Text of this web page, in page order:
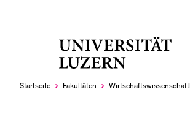
Startseite Fakultäten
LETZTE SUCHEN